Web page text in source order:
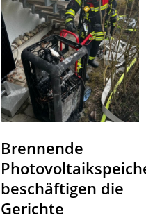
Brennende
beschäftigen die
Gerichte